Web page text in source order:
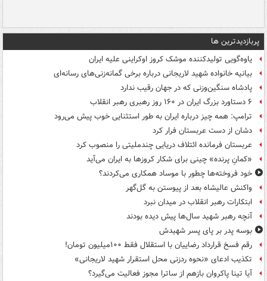
پربازدیدترین ها
یاوه‌گویی تولیدکننده موشک کروز اوکراینی علیه ایران
بیانیه خانواده شهید لاریجانی درباره برخی گمانه‌زنی‌های رسانه‌ای
پادشاه سنگین‌وزنی که در جهان رقیب ندارد
۶ دستاورد بزرگ ایران در ۱۶۰ روز رهبری رهبر انقلاب
ترامپ: همه چیز درباره ایران به طور استثنایی خوب پیش می‌رود
دشان از دست عربستان فرار کرد
عربستان فرمانده ائتلاف دریایی چندملیتی را منصوب کرد
«کمانِ پرنده» چینی برای شکار کروزها به ایران می‌آید
خود فروخته‌ها چطور با موساد همکاری می‌کردند؟
واکنش عالیشاه بعد از پیوستن به گل‌گهر
ابتکارات رهبر انقلاب در میدان نبرد
آنچه رهبر شهید سال‌ها پیش دیده بودند
بوسه‌ پدر بر پای پسر شهیدش
رقم فسخ قرارداد رضاییان با استقلال فقط ۱۰۰میلیون تومان!
تکذیب ادعای «نحوه ردزنی محل استقرار شهید لاریجانی»
آیا تینا پاکروان بازهم از ساترا مجوز فعالیت می‌گیرد؟